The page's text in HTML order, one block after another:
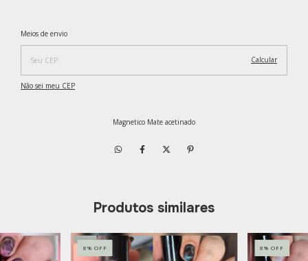
Entregas para o CEP:
Meios de envio
Calcular
Não sei meu CEP
Magnetico Mate acetinado
Produtos similares
8% OFF 8%OFF